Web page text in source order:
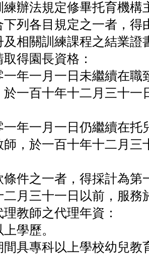
練辦法規定修畢托育機
列各目規定之一者，得
及相關訓練課程之結業證
得園長資格：
一年一月一日未繼續在
一百十年十二月三十一
一年一月一日仍繼續在
，於一百十年十二月三
條件之一者，得採計為第
二月三十一日以前，服務
教師之代理年資：
學歷。
間具專科以上學校幼兒